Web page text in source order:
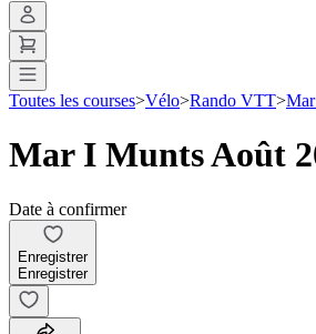
Toutes les courses>Vélo>Rando VTT>
Mar I Munts Août
Date à confirmer
Enregistrer
Enregistrer